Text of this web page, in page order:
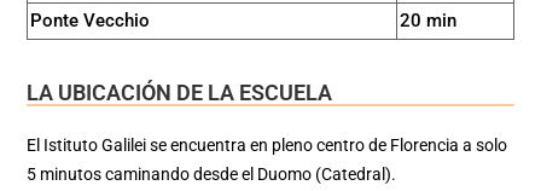
Ponte Vecchio
20 min
LA UBICACIÓN DE LA ESCUELA
El Istituto Galilei se encuentra en pleno centro de Florencia a solo
5 minutos caminando desde el Duomo (Catedral).